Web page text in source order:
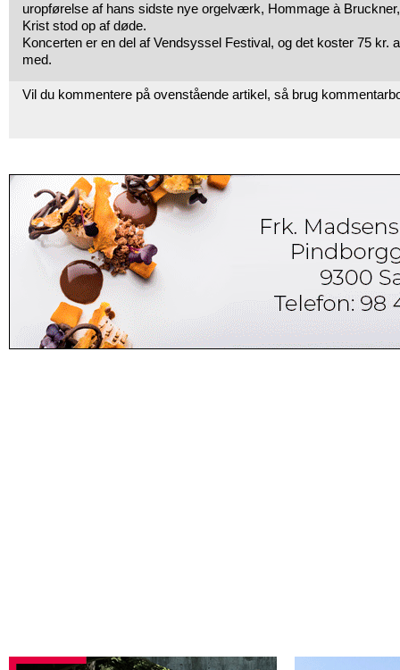
uropførelse af hans sidste nye orgelværk, Hommage à
Krist stod op af døde.
Koncerten er en del af Vendsyssel Festival, og det koster 75 kr.
med.
Vil du kommentere på ovenstående artikel, så brug